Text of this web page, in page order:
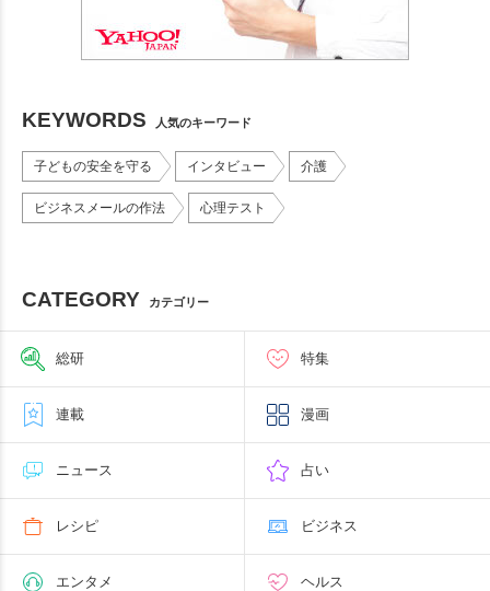
KEYWORDS 人気のキーワード
子どもの安全を守る インタビュー 介護
ビジネスメールの作法 心理テスト
CATEGORY カテゴリー
総研 特集
連載 漫画
ニュース 占い
レシピ ビジネス
エンタメ ヘルス